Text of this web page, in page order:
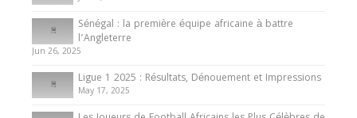
Internationales
Présentation de l’équipe nationale de football
du Cameroun
8 August 2025
Sénégal : la première équipe africaine à battre
l’Angleterre
Jun 26, 2025
Ligue 1 2025 : Résultats, Dénouement et Impressions
May 17, 2025